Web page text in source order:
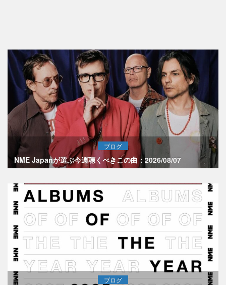
ブログ
NME Japanが選ぶ今週聴くべきこの曲：2026/08/07
ブログ